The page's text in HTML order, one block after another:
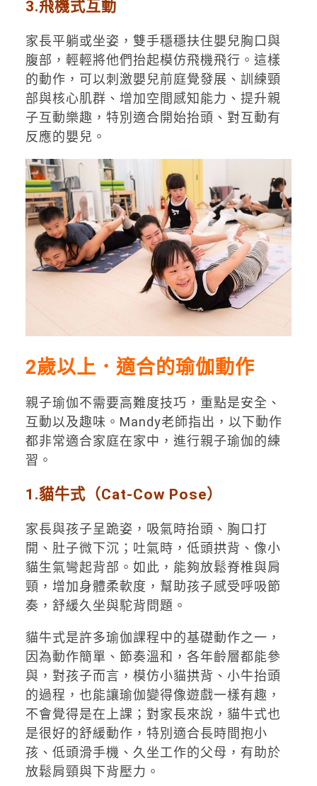
3.飛機式互動
家長平躺或坐姿，雙手穩穩扶住嬰兒胸口與
腹部，輕輕將他們抬起模仿飛機飛行。這樣
的動作，可以刺激嬰兒前庭覺發展、訓練頸
部與核心肌群、增加空間感知能力、提升親
子互動樂趣，特別適合開始抬頭、對互動有
反應的嬰兒。
2歲以上．適合的瑜伽動作
親子瑜伽不需要高難度技巧，重點是安全、
互動以及趣味。Mandy老師指出，以下動作
都非常適合家庭在家中，進行親子瑜伽的練
習。
1.貓牛式（Cat-Cow Pose）
家長與孩子呈跪姿，吸氣時抬頭、胸口打
開、肚子微下沉；吐氣時，低頭拱背、像小
貓生氣彎起背部。如此，能夠放鬆脊椎與肩
頸，增加身體柔軟度，幫助孩子感受呼吸節
奏，舒緩久坐與駝背問題。
貓牛式是許多瑜伽課程中的基礎動作之一，
因為動作簡單、節奏溫和，各年齡層都能參
與，對孩子而言，模仿小貓拱背、小牛抬頭
的過程，也能讓瑜伽變得像遊戲一樣有趣，
不會覺得是在上課；對家長來說，貓牛式也
是很好的舒緩動作，特別適合長時間抱小
孩、低頭滑手機、久坐工作的父母，有助於
放鬆肩頸與下背壓力。